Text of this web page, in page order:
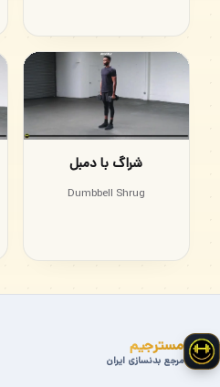
شراگ با دمبل
Dumbbell Shrug
مسترجیم
مرجع بدنسازی ایران